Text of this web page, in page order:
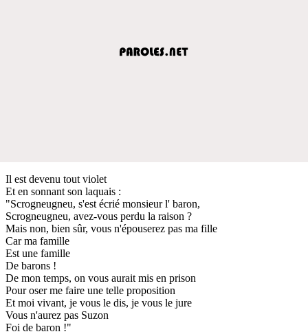
Il est devenu tout violet
Et en sonnant son laquais :
"Scrogneugneu, s'est écrié monsieur l' baron,
Scrogneugneu, avez-vous perdu la raison ?
Mais non, bien sûr, vous n'épouserez pas ma fille
Car ma famille
Est une famille
De barons !
De mon temps, on vous aurait mis en prison
Pour oser me faire une telle proposition
Et moi vivant, je vous le dis, je vous le jure
Vous n'aurez pas Suzon
Foi de baron !"